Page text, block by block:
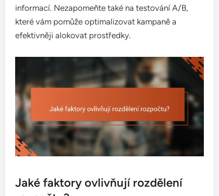
informací. Nezapomeňte také na testování A/B,
které vám pomůže optimalizovat kampaně a
efektivněji alokovat prostředky.
Jaké faktory ovlivňují rozdělení